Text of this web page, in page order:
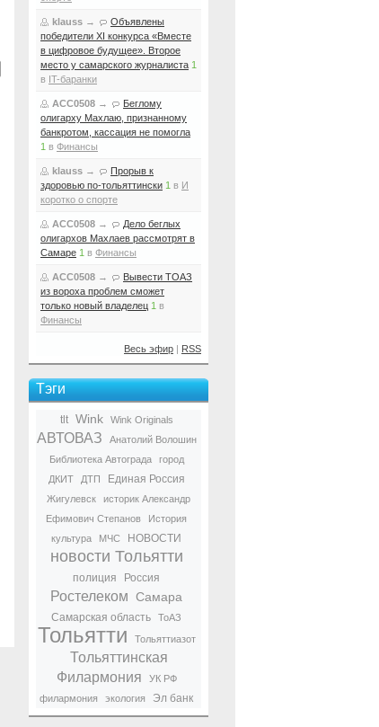
klauss →
Объявлены
победители XI конкурса «Вместе
в цифровое будущее». Второе
место у самарского журналиста 1
в IT-баранки
ACC0508 →
Беглому
олигарху Махлаю, признанному
банкротом, кассация не помогла
1 в Финансы
klauss →
Прорыв к
здоровью по-тольяттински 1 в И
коротко о спорте
ACC0508 →
Дело беглых
олигархов Махлаев рассмотрят в
Самаре 1 в Финансы
ACC0508 →
Вывести ТОАЗ
из вороха проблем сможет
только новый владелец 1 в
Финансы
Весь эфир | RSS
Тэги
tlt Wink Wink Originals
АВТОВАЗ
Анатолий Волошин
Библиотека Автограда
город
ДКИТ
ДТП Единая Россия
Жигулевск
историк Александр
Ефимович Степанов
История
культура
МЧС НОВОСТИ
новости Тольятти
полиция Россия
Ростелеком Самара
Самарская область ТоАЗ
Тольятти Тольяттиазот
Тольяттинская
Филармония
УК РФ
филармония
экология Эл банк